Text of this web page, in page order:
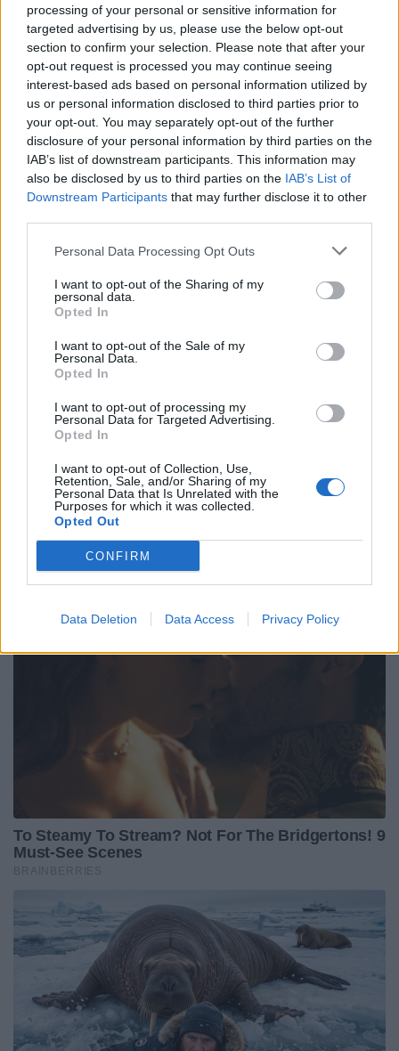
processing of your personal or sensitive information for
targeted advertising by us, please use the below opt-out
section to confirm your selection. Please note that after your
opt-out request is processed you may continue seeing
interest-based ads based on personal information utilized by
us or personal information disclosed to third parties prior to
your opt-out. You may separately opt-out of the further
disclosure of your personal information by third parties on the
IAB’s list of downstream participants. This information may
also be disclosed by us to third parties on the IAB’s List of
Downstream Participants that may further disclose it to other
Personal Data Processing Opt Outs
I want to opt-out of the Sharing of my
personal data.
Opted In
I want to opt-out of the Sale of my
Personal Data.
Opted In
I want to opt-out of processing my
Personal Data for Targeted Advertising.
Opted In
I want to opt-out of Collection, Use,
Retention, Sale, and/or Sharing of my
Personal Data that Is Unrelated with the
Purposes for which it was collected.
Opted Out
CONFIRM
Data Deletion Data Access Privacy Policy
cartellino rosso a Rorke e Sarto.
Trasformazioni: Stade Français 1/3 (Coville 0/1,
Hall 1/2); Benetton Rugby 3/7 (Allan 3/7).
Punizioni: Stade Français 1/1 (Coville 1/1);
Benetton Rugby: 1/1 (Allan 1/1). Man of the
match: Jayden Hayward.